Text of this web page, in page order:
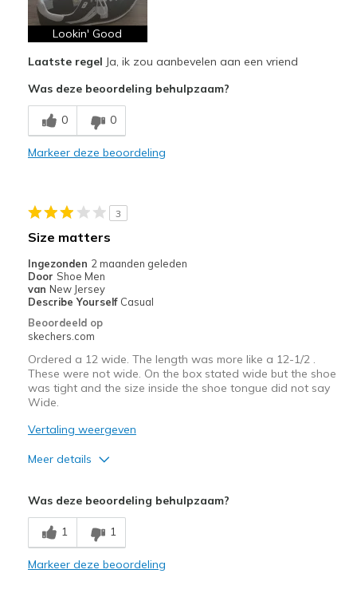
Stylish
Beste toepassingen
Casual Wear
Going Out
Width
Feels true to width
Lookin' Good
Laatste regel Ja, ik zou aanbevelen aan een vriend
Was deze beoordeling behulpzaam?
0 0
Markeer deze beoordeling
3
Size matters
Ingezonden 2 maanden geleden
Door Shoe Men
van New Jersey
Describe Yourself Casual
Beoordeeld op
skechers.com
Ordered a 12 wide. The length was more like a 12-1/2 .
These were not wide. On the box stated wide but the shoe
was tight and the size inside the shoe tongue did not say
Wide.
Vertaling weergeven
Meer details
Breathe Well
Comfortable
Was deze beoordeling behulpzaam?
1 1
Markeer deze beoordeling